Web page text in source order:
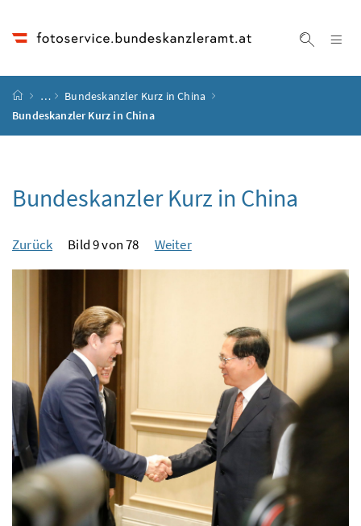
Startseite
…
Bundeskanzler Kurz in China
Bundeskanzler Kurz in China
Bundeskanzler Kurz in China
Zurück Bild 9 von 78 Weiter